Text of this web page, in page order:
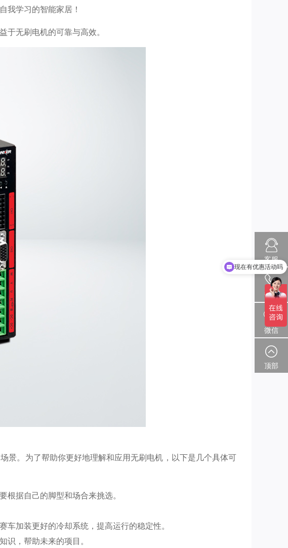
我学习的智能家居！
无刷电机的可靠与高效。
景。为了帮助你更好地理解和应用无刷电机，以下是几个具体可
据自己的脚型和场合来挑选。
加装更好的冷却系统，提高运行的稳定性。
，帮助未来的项目。
客服
热线
微信
顶部
可以介绍下你们的产品么
现在有优惠活动吗